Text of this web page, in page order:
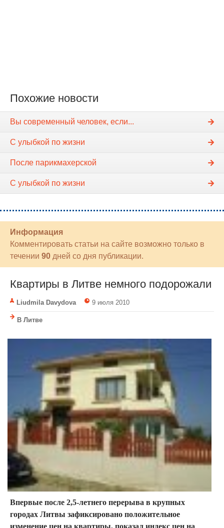
Похожие новости
Вы современный человек, если...
С улыбкой по жизни
После парикмахерской
С улыбкой по жизни
Информация
Комментировать статьи на сайте возможно только в
течении 90 дней со дня публикации.
Квартиры в Литве немного подорожали
Liudmila Davydova 9 июля 2010
В Литве
Впервые после 2,5-летнего перерыва в крупных
городах Литвы зафиксировано положительное